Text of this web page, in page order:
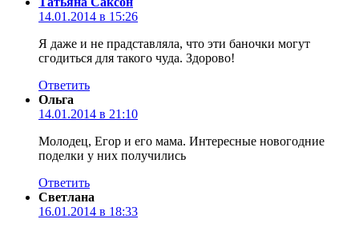
14.01.2014 в 15:26
Я даже и не прадставляла, что эти баночки могут
сгодиться для такого чуда. Здорово!
Ответить
Ольга
14.01.2014 в 21:10
Молодец, Егор и его мама. Интересные новогодние
поделки у них получились
Ответить
Светлана
16.01.2014 в 18:33